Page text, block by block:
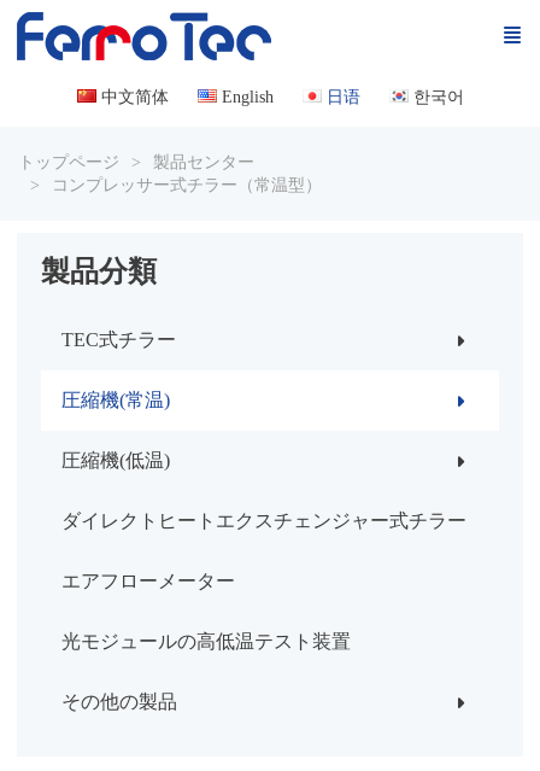
中文简体 English 日语 한국어
トップページ
製品センター
コンプレッサー式チラー（常温型）
製品分類
TEC式チラー
圧縮機(常温)
圧縮機(低温)
ダイレクトヒートエクスチェンジャー式チラー
エアフローメーター
光モジュールの高低温テスト装置
その他の製品